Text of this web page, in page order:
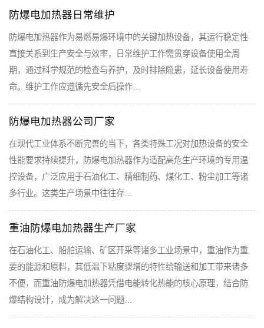
防爆电加热器日常维护
防爆电加热器作为易燃易爆环境中的关键加热设备，其运行稳定性
直接关系到生产安全与效率，日常维护工作需贯穿设备使用全周
期，通过科学规范的检查与养护，及时排除隐患，延长设备使用寿
命。维护工作应遵循先安全后操作…
防爆电加热器公司厂家
在现代工业体系不断完善的当下，各类特殊工况对加热设备的安全
性能要求持续提升，防爆电加热器作为适配高危生产环境的专用温
控设备，广泛应用于石油化工、精细制药、煤化工、粉尘加工等诸
多行业。这类生产场景中往往存…
重油防爆电加热器生产厂家
在石油化工、船舶运输、矿区开采等诸多工业场景中，重油作为重
要的能源和原料，其低温下粘度骤增的特性给输送和加工带来诸多
不便，而重油防爆电加热器凭借电能转化热能的核心原理，结合防
爆结构设计，成为解决这一问题…